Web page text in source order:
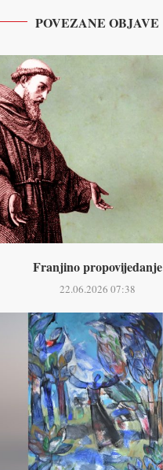
POVEZANE OBJAVE
Franjino propovijedanje
22.06.2026 07:38